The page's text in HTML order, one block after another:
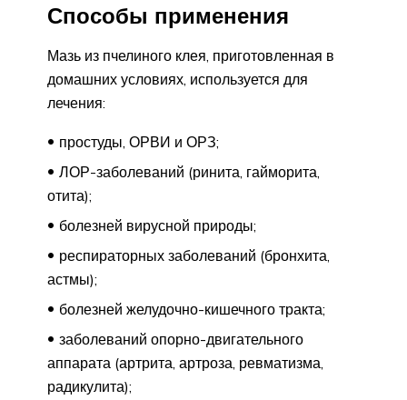
Способы применения
Мазь из пчелиного клея, приготовленная в
домашних условиях, используется для
лечения:
простуды, ОРВИ и ОРЗ;
ЛОР-заболеваний (ринита, гайморита,
отита);
болезней вирусной природы;
респираторных заболеваний (бронхита,
астмы);
болезней желудочно-кишечного тракта;
заболеваний опорно-двигательного
аппарата (артрита, артроза, ревматизма,
радикулита);